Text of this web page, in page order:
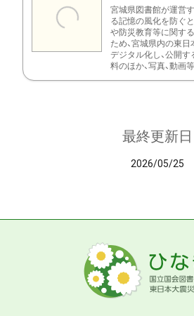
宮城県図書館が運営
る記憶の風化を防ぐ
や防災教育等に関す
ため、宮城県内の東日
デジタル化し、公開
料のほか、写真、動画
最終更新日
2026/05/25